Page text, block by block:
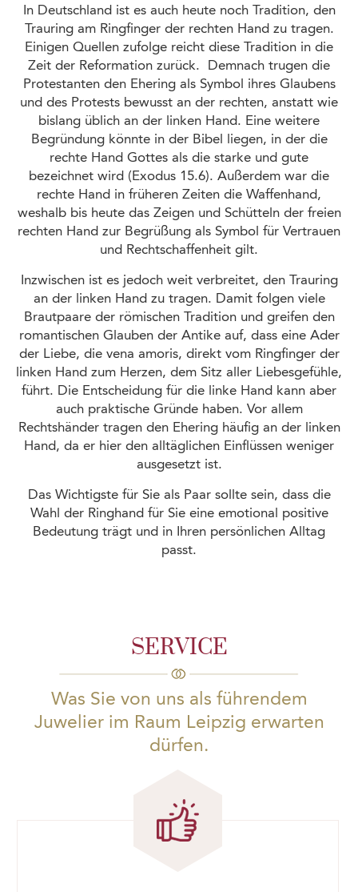
In Deutschland ist es auch heute noch Tradition, den
Trauring am Ringfinger der rechten Hand zu tragen.
Einigen Quellen zufolge reicht diese Tradition in die
Zeit der Reformation zurück. Demnach trugen die
Protestanten den Ehering als Symbol ihres Glaubens
und des Protests bewusst an der rechten, anstatt wie
bislang üblich an der linken Hand. Eine weitere
Begründung könnte in der Bibel liegen, in der die
rechte Hand Gottes als die starke und gute
bezeichnet wird (Exodus 15.6). Außerdem war die
rechte Hand in früheren Zeiten die Waffenhand,
weshalb bis heute das Zeigen und Schütteln der freien
rechten Hand zur Begrüßung als Symbol für Vertrauen
und Rechtschaffenheit gilt.
Inzwischen ist es jedoch weit verbreitet, den Trauring
an der linken Hand zu tragen. Damit folgen viele
Brautpaare der römischen Tradition und greifen den
romantischen Glauben der Antike auf, dass eine Ader
der Liebe, die vena amoris, direkt vom Ringfinger der
linken Hand zum Herzen, dem Sitz aller Liebesgefühle,
führt. Die Entscheidung für die linke Hand kann aber
auch praktische Gründe haben. Vor allem
Rechtshänder tragen den Ehering häufig an der linken
Hand, da er hier den alltäglichen Einflüssen weniger
ausgesetzt ist.
Das Wichtigste für Sie als Paar sollte sein, dass die
Wahl der Ringhand für Sie eine emotional positive
Bedeutung trägt und in Ihren persönlichen Alltag
passt.
SERVICE
Was Sie von uns als führendem
Juwelier im Raum Leipzig erwarten
dürfen.